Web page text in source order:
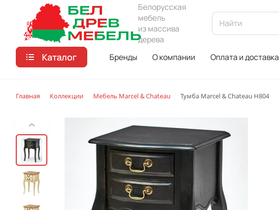
Белорусская
мебель
из массива
дерева
Каталог Бренды О компании Оплата и доставка
Главная Коллекции Мебель Marcel & Chateau Тумба Marcel & Chateau H804